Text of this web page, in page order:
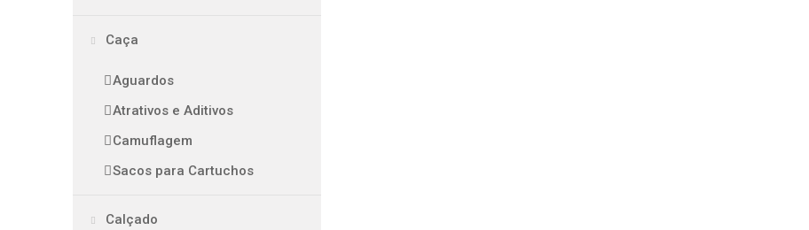
Caça
Aguardos
Atrativos e Aditivos
Camuflagem
Sacos para Cartuchos
Calçado